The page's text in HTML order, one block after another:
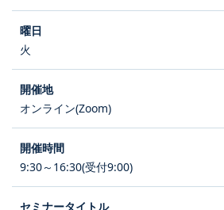
火
オンライン(Zoom)
9:30～16:30(受付9:00)